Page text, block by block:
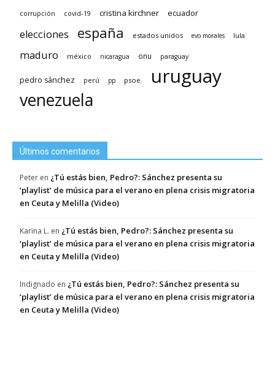
corrupción covid-19 cristina kirchner ecuador
elecciones españa estados unidos evo morales lula
maduro méxico nicaragua onu paraguay
pedro sánchez perú pp psoe. uruguay
venezuela
Últimos comentarios
Peter en ¿Tú estás bien, Pedro?: Sánchez presenta su
‘playlist’ de música para el verano en plena crisis migratoria
en Ceuta y Melilla (Video)
Karina L. en ¿Tú estás bien, Pedro?: Sánchez presenta su
‘playlist’ de música para el verano en plena crisis migratoria
en Ceuta y Melilla (Video)
Indignado en ¿Tú estás bien, Pedro?: Sánchez presenta su
‘playlist’ de música para el verano en plena crisis migratoria
en Ceuta y Melilla (Video)